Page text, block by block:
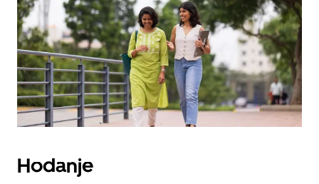
escape
za
zatvaranje
kalendara.
Hodanje